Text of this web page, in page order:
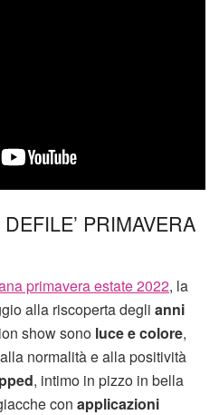
PRIMAVERA
primavera estate 2022, la
alla riscoperta degli anni
show sono luce e colore,
normalità e alla positività
, intimo in pizzo in bella
con applicazioni